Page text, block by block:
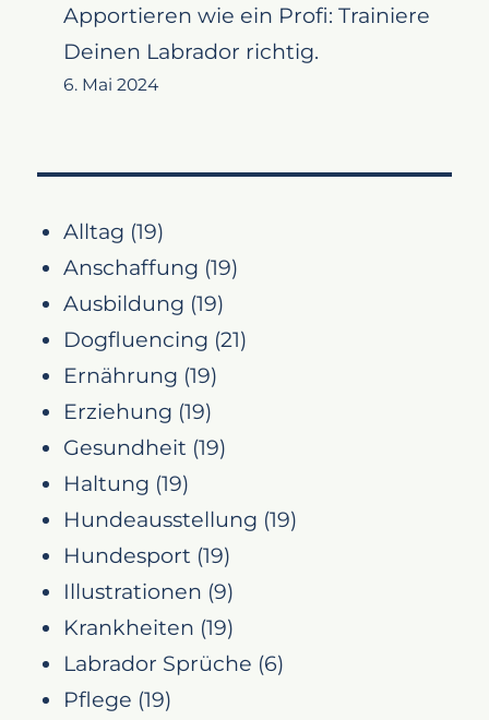
Apportieren wie ein Profi: Trainiere
Deinen Labrador richtig.
6. Mai 2024
Alltag (19)
Anschaffung (19)
Ausbildung (19)
Dogfluencing (21)
Ernährung (19)
Erziehung (19)
Gesundheit (19)
Haltung (19)
Hundeausstellung (19)
Hundesport (19)
Illustrationen (9)
Krankheiten (19)
Labrador Sprüche (6)
Pflege (19)